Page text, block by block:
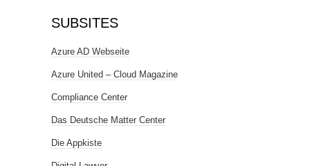
SUBSITES
Azure AD Webseite
Azure United – Cloud Magazine
Compliance Center
Das Deutsche Matter Center
Die Appkiste